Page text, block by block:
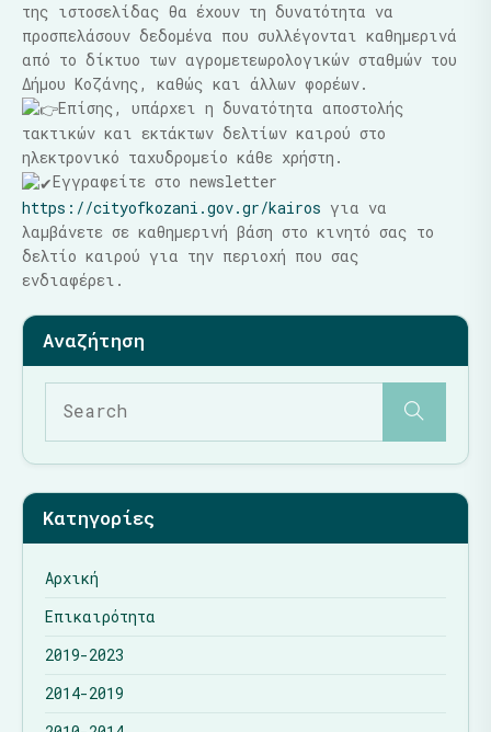
της ιστοσελίδας θα έχουν τη δυνατότητα να
προσπελάσουν δεδομένα που συλλέγονται καθημερινά
από το δίκτυο των αγρομετεωρολογικών σταθμών του
Δήμου Κοζάνης, καθώς και άλλων φορέων.
Επίσης, υπάρχει η δυνατότητα αποστολής
τακτικών και εκτάκτων δελτίων καιρού στο
ηλεκτρονικό ταχυδρομείο κάθε χρήστη.
Εγγραφείτε στο newsletter
https://cityofkozani.gov.gr/kairos για να
λαμβάνετε σε καθημερινή βάση στο κινητό σας το
δελτίο καιρού για την περιοχή που σας
ενδιαφέρει.
Κατηγορίες
Αρχική
Επικαιρότητα
2019-2023
2014-2019